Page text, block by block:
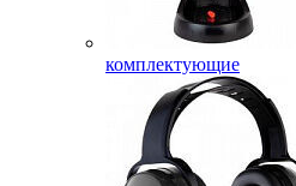
комплектующие